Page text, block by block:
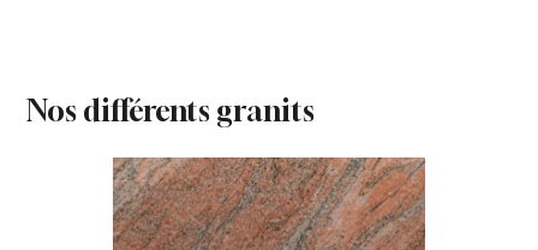
Nos différents granits